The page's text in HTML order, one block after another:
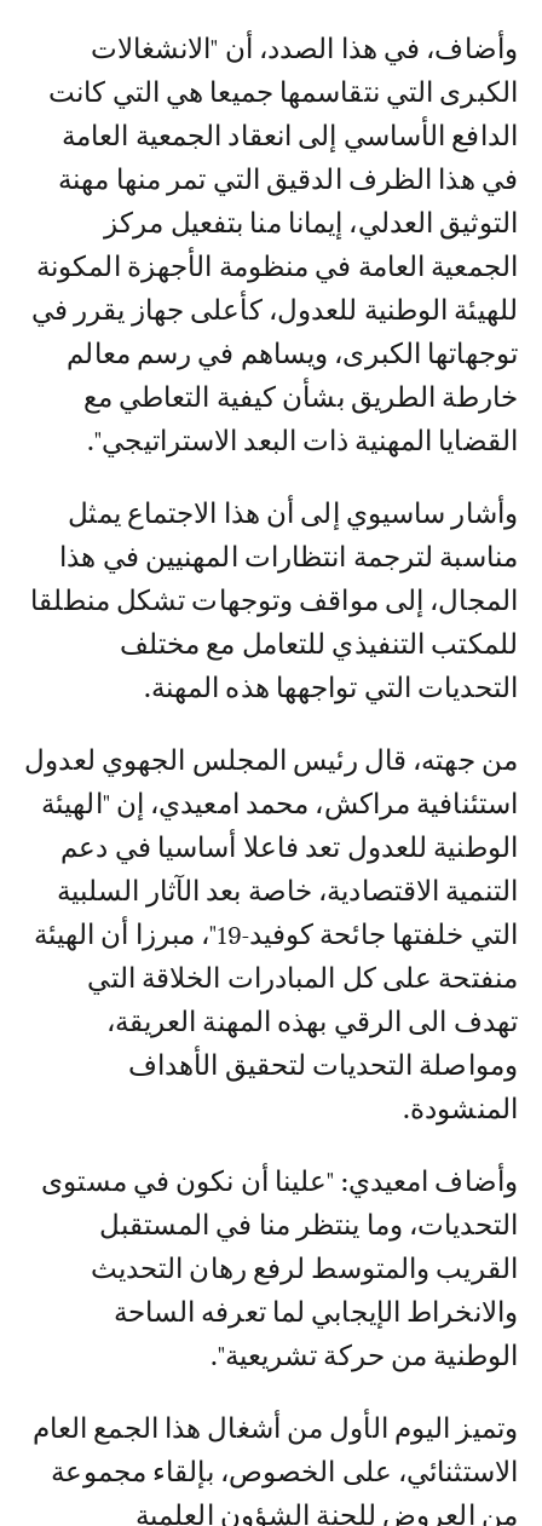
وأضاف، في هذا الصدد، أن "الانشغالات
الكبرى التي نتقاسمها جميعا هي التي كانت
الدافع الأساسي إلى انعقاد الجمعية العامة
في هذا الظرف الدقيق التي تمر منها مهنة
التوثيق العدلي، إيمانا منا بتفعيل مركز
الجمعية العامة في منظومة الأجهزة المكونة
للهيئة الوطنية للعدول، كأعلى جهاز يقرر في
توجهاتها الكبرى، ويساهم في رسم معالم
خارطة الطريق بشأن كيفية التعاطي مع
القضايا المهنية ذات البعد الاستراتيجي".
وأشار ساسيوي إلى أن هذا الاجتماع يمثل
مناسبة لترجمة انتظارات المهنيين في هذا
المجال، إلى مواقف وتوجهات تشكل منطلقا
للمكتب التنفيذي للتعامل مع مختلف
التحديات التي تواجهها هذه المهنة.
من جهته، قال رئيس المجلس الجهوي لعدول
استئنافية مراكش، محمد امعيدي، إن "الهيئة
الوطنية للعدول تعد فاعلا أساسيا في دعم
التنمية الاقتصادية، خاصة بعد الآثار السلبية
التي خلفتها جائحة كوفيد-19"، مبرزا أن الهيئة
منفتحة على كل المبادرات الخلاقة التي
تهدف الى الرقي بهذه المهنة العريقة،
ومواصلة التحديات لتحقيق الأهداف
المنشودة.
وأضاف امعيدي: "علينا أن نكون في مستوى
التحديات، وما ينتظر منا في المستقبل
القريب والمتوسط لرفع رهان التحديث
والانخراط الإيجابي لما تعرفه الساحة
الوطنية من حركة تشريعية".
وتميز اليوم الأول من أشغال هذا الجمع العام
الاستثنائي، على الخصوص، بإلقاء مجموعة
من العروض للجنة الشؤون العلمية